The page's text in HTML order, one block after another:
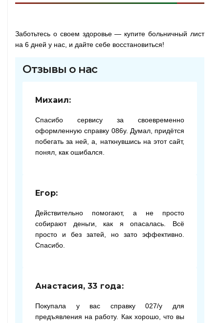
Заботьтесь о своем здоровье — купите больничный лист
на 6 дней у нас, и дайте себе восстановиться!
Отзывы о нас
Михаил:
Спасибо сервису за своевременно
оформленную справку 086у. Думал, придётся
побегать за ней, а, наткнувшись на этот сайт,
понял, как ошибался.
Егор:
Действительно помогают, а не просто
собирают деньги, как я опасалась. Всё
просто и без затей, но зато эффективно.
Спасибо.
Анастасия, 33 года:
Покупала у вас справку 027/у для
предъявления на работу. Как хорошо, что вы